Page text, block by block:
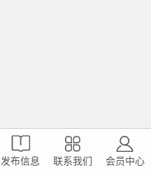
发布信息 联系我们 会员中心